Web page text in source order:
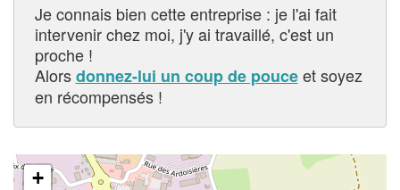
Je connais bien cette entreprise : je l'ai fait
intervenir chez moi, j'y ai travaillé, c'est un
proche !
Alorsdonnez-lui un coup de pouceet soyez
en récompensés !
+